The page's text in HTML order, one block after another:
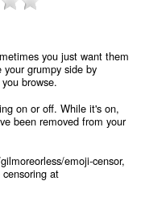
you just want them
grumpy side by
browse.
on or off. While it's on,
been removed from your
emoji-censor,
at